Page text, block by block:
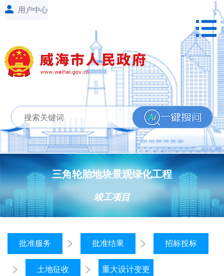
三角轮胎地块景观绿化工程
竣工项目
批准服务 批准结果 招标投标
土地征收 重大设计变更